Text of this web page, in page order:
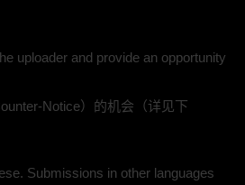
uploader and provide an opportunity
Notice）的机会（详见下
Submissions in other languages